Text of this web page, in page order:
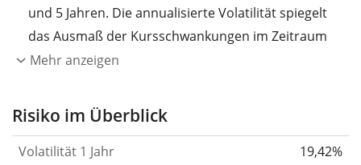
und 5 Jahren. Die annualisierte Volatilität spiegelt
das Ausmaß der Kursschwankungen im Zeitraum
eines Jahres wider.
Aktie, des ETF, usw.) in der Vergangenheit
gelten im Allgemeinen als risikoreicher. Wir
Mehr anzeigen
Risiko im Überblick
Volatilität 1 Jahr
19,42%